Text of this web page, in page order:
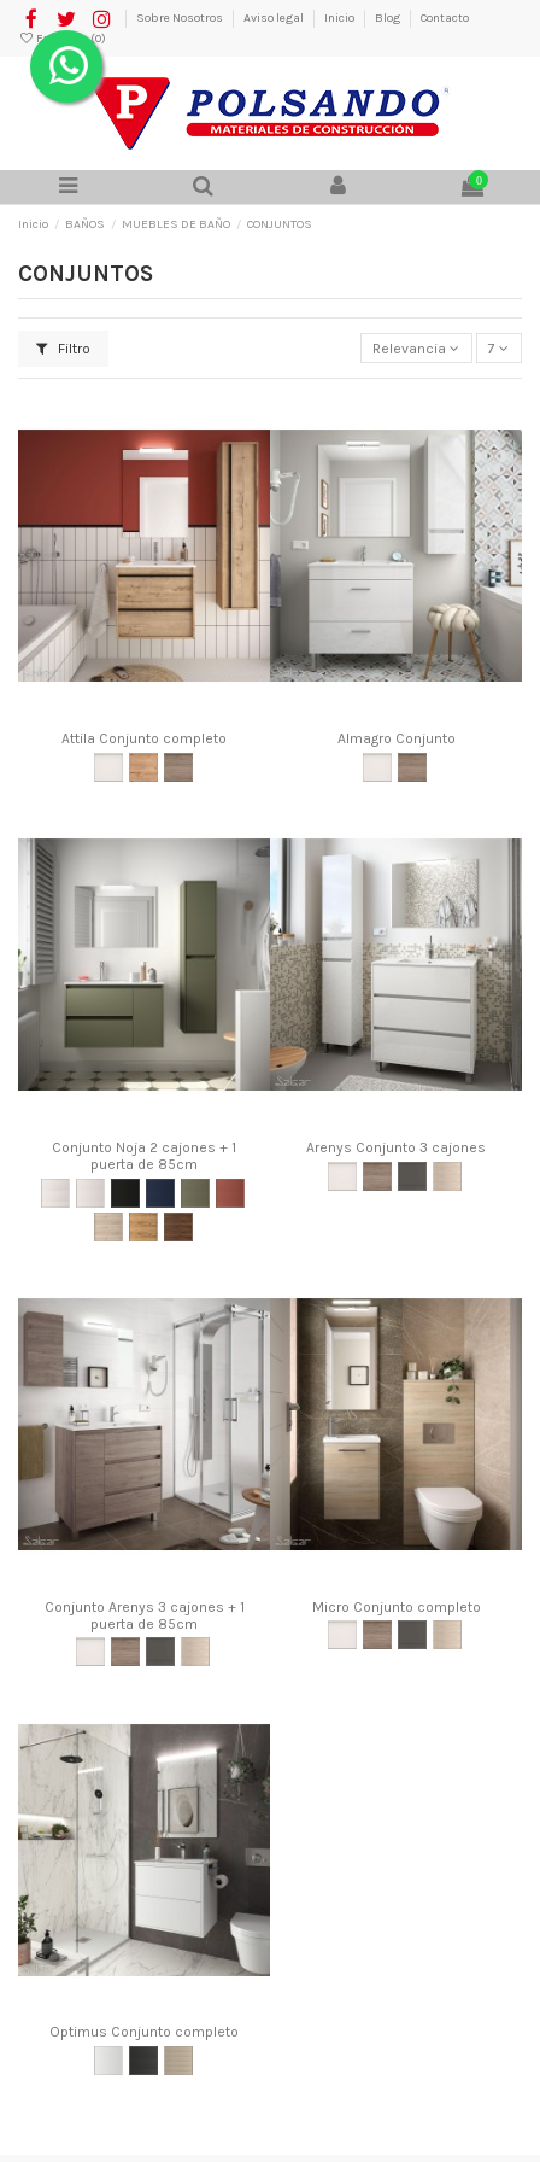
Sobre Nosotros Aviso legal Inicio Blog
Contacto
Favoritos (0)
0
Inicio BAÑOS MUEBLES DE BAÑO CONJUNTOS
CONJUNTOS
Filtro Relevancia 7
Attila Conjunto completo Almagro Conjunto
Conjunto Noja 2 cajones + 1
puerta de 85cm
Arenys Conjunto 3 cajones
Conjunto Arenys 3 cajones + 1
puerta de 85cm
Micro Conjunto completo
Optimus Conjunto completo